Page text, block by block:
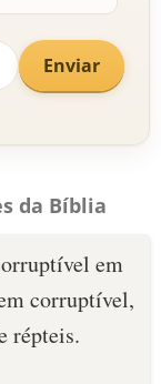
Enviar
da Bíblia
em
corruptível,
répteis.